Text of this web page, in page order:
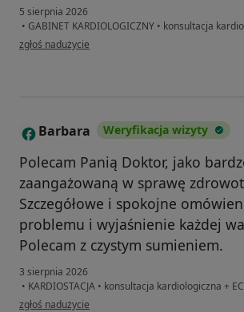
5 sierpnia 2026
• GABINET KARDIOLOGICZNY • konsultacja
w opinii użytkownika Agata
zgłoś nadużycie
B Barbara Weryfikacja wizyty
Polecam Panią Doktor, jako
zaangażowaną w sprawę
Szczegółowe i spokojne
problemu i wyjaśnienie każdej
Polecam z czystym sumieniem.
3 sierpnia 2026
• KARDIOSTACJA • konsultacja kardiologiczna +
w opinii użytkownika Barbara
zgłoś nadużycie